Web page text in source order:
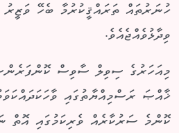
ހުނަރުތައް ތަރައްޤީކުރުމާ ބެހޭ
ވިދާޅުވެއްޖެއެވެ.
މިއަހަރުގެ ސިވިލް ސާވިސް
ޚާއްޞަ ރަސްމިއްޔާތުގައި
ކޮންމެ ސަރުކާރެއް ވެރިކަމުގައި އޮތް